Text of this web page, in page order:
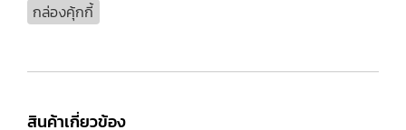
กล่องคุ้กกี้
สินค้าเกี่ยวข้อง